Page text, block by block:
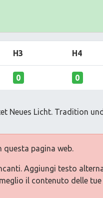
H3 H4
0 0
Neues Licht. Tradition
pagina web.
Aggiungi testo
il contenuto delle